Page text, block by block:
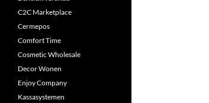
C2C Marketplace
Cermepos
Comfort Time
Cosmetic Wholesale
Decor Wonen
Enjoy Company
Kassasystemen